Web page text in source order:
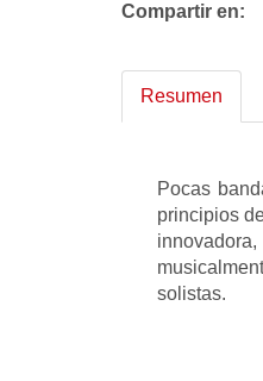
Compartir en:
Resumen
Pocas
principios
solistas.